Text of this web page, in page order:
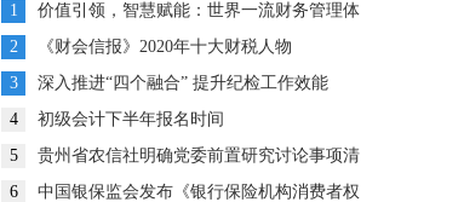
1
价值引领，智慧赋能：世界一流财务管理体
系建设的思考与展望
2
《财会信报》2020年十大财税人物
3
深入推进“四个融合” 提升纪检工作效能
4
初级会计下半年报名时间
5
贵州省农信社明确党委前置研究讨论事项清
单推动企业决策高效运转
6
中国银保监会发布《银行保险机构消费者权